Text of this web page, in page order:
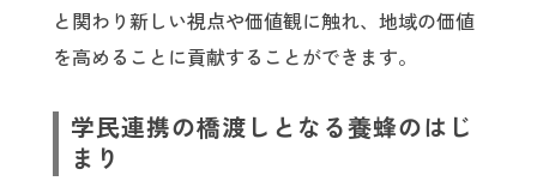
と関わり新しい視点や価値観に触れ、地域の価値
を高めることに貢献することができます。
学民連携の橋渡しとなる養蜂のはじ
まり